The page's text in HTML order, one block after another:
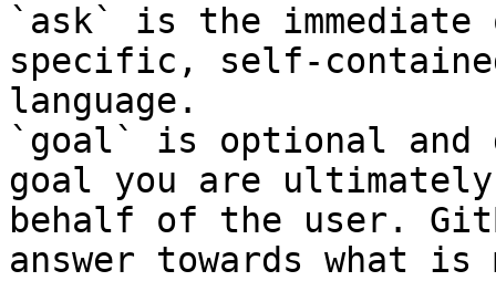
`ask` is the
specific, self-
language.
`goal` is optional and
goal you are
behalf of the user.
answer towards what